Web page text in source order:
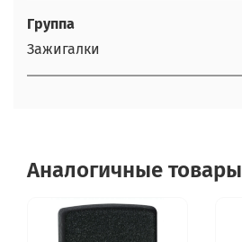
Группа
Зажигалки
Аналогичные товары